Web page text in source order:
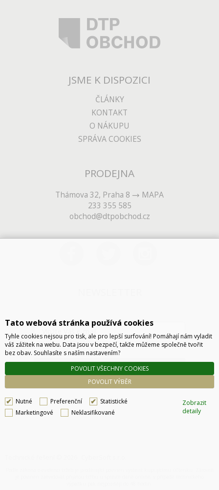
JSME K DISPOZICI
ČLÁNKY
KONTAKT
O NÁKUPU
SPRÁVA COOKIES
PRODEJNA
Thámova 32, Praha 8
MAPA
233 355 585
obchod@dtpobchod.cz
ODESLAT
Tato webová stránka používá cookies
Tyhle cookies nejsou pro tisk, ale pro lepší surfování! Pomáhají nám vyladit
váš zážitek na webu. Data jsou v bezpečí, takže můžeme společně tvořit
bez obav. Souhlasíte s naším nastavením?
POVOLIT VÝBĚR
POVOLIT VŠECHNY COOKIES
Nutné Preferenční
Statistické
Marketingové
Neklasifikované
Zobrazit
detaily